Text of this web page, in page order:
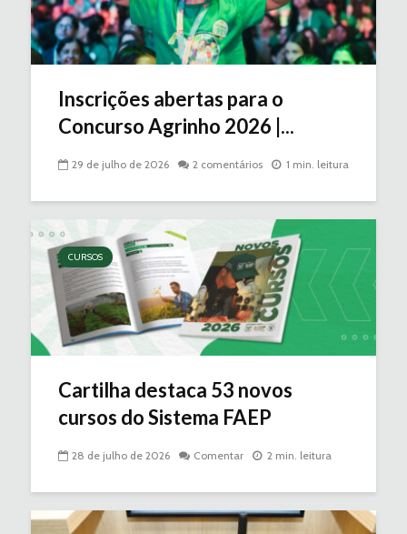
Inscrições abertas para o
Concurso Agrinho 2026 |...
29 de julho de 2026 2 comentários 1 min. leitura
CURSOS
Cartilha destaca 53 novos
cursos do Sistema FAEP
28 de julho de 2026 Comentar 2 min. leitura